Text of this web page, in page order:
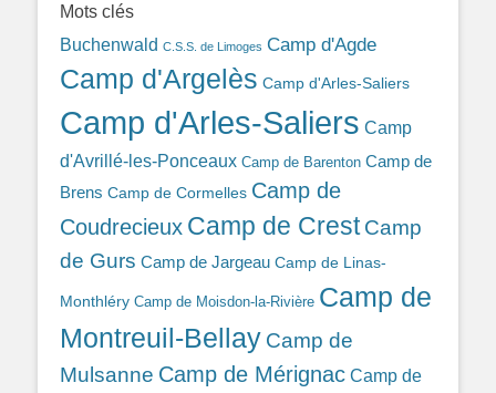
Mots clés
Buchenwald C.S.S. de Limoges Camp d'Agde
Camp d'Argelès Camp d'Arles-Saliers
Camp d'Arles-Saliers Camp
d'Avrillé-les-Ponceaux Camp de Barenton Camp de
Brens Camp de Cormelles Camp de
Coudrecieux Camp de Crest Camp
de Gurs Camp de Jargeau Camp de Linas-
Monthléry Camp de Moisdon-la-Rivière Camp de
Montreuil-Bellay Camp de
Mulsanne Camp de Mérignac Camp de